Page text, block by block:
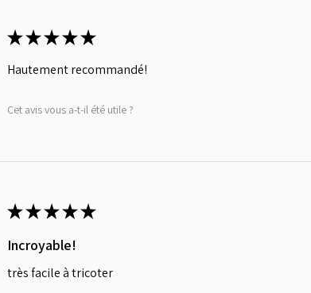
★★★★★
Hautement recommandé!
Cet avis vous a-t-il été utile ?
★★★★★
Incroyable!
très facile à tricoter